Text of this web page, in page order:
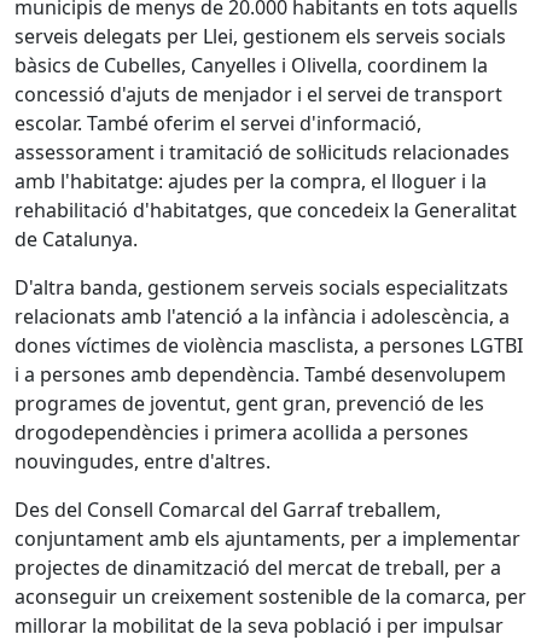
municipis de menys de 20.000 habitants en tots aquells
serveis delegats per Llei, gestionem els serveis socials
bàsics de Cubelles, Canyelles i Olivella, coordinem la
concessió d'ajuts de menjador i el servei de transport
escolar. També oferim el servei d'informació,
assessorament i tramitació de sol·licituds relacionades
amb l'habitatge: ajudes per la compra, el lloguer i la
rehabilitació d'habitatges, que concedeix la Generalitat
de Catalunya.
D'altra banda, gestionem serveis socials especialitzats
relacionats amb l'atenció a la infància i adolescència, a
dones víctimes de violència masclista, a persones LGTBI
i a persones amb dependència. També desenvolupem
programes de joventut, gent gran, prevenció de les
drogodependències i primera acollida a persones
nouvingudes, entre d'altres.
Des del Consell Comarcal del Garraf treballem,
conjuntament amb els ajuntaments, per a implementar
projectes de dinamització del mercat de treball, per a
aconseguir un creixement sostenible de la comarca, per
millorar la mobilitat de la seva població i per impulsar